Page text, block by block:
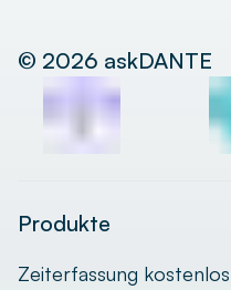
© 2026 askDANTE
Produkte
Zeiterfassung kostenlos